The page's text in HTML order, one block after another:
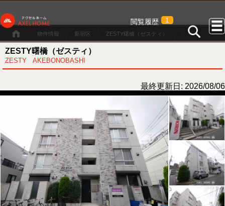
閲覧履歴 1
物件情報 新宿区 ZESTY曙橋（ゼスティ）
ZESTY曙橋（ゼスティ）
ZESTY AKEBONOBASHI
最終更新日: 2026/08/06